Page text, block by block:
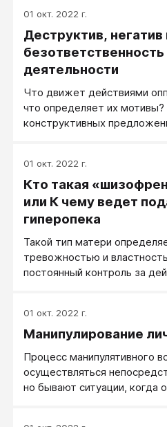
01 окт. 2022 г.
Деструктив, негатив
деятельности
Что движет действиями
что определяет их
конструктивных
01 окт. 2022 г.
Кто такая
или К чему ведет
гиперопека
Такой тип матери
тревожностью и
постоянный контроль за
следит за четким
трудную ситуацию детей
связь.
01 окт. 2022 г.
Манипулирование
Процесс манипулятивного
осуществляться
но бывают ситуации, когда